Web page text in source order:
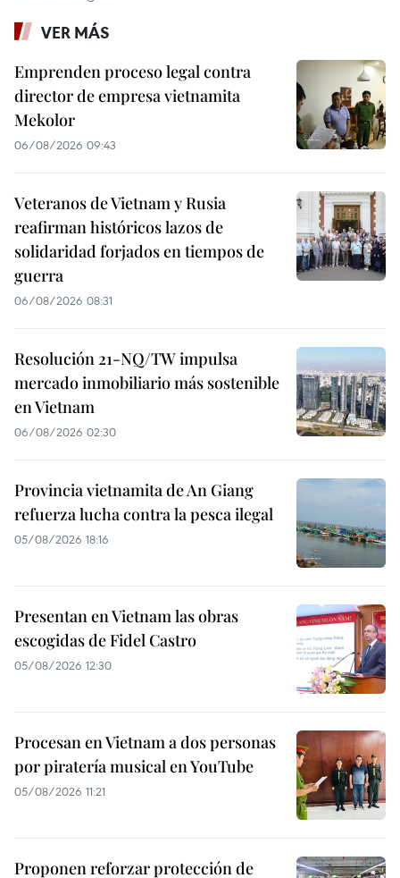
VER MÁS
Emprenden proceso legal contra
director de empresa vietnamita
Mekolor
06/08/2026 09:43
Veteranos de Vietnam y Rusia
reafirman históricos lazos de
solidaridad forjados en tiempos de
guerra
06/08/2026 08:31
Resolución 21-NQ/TW impulsa
mercado inmobiliario más sostenible
en Vietnam
06/08/2026 02:30
Provincia vietnamita de An Giang
refuerza lucha contra la pesca ilegal
05/08/2026 18:16
Presentan en Vietnam las obras
escogidas de Fidel Castro
05/08/2026 12:30
Procesan en Vietnam a dos personas
por piratería musical en YouTube
05/08/2026 11:21
Proponen reforzar protección de